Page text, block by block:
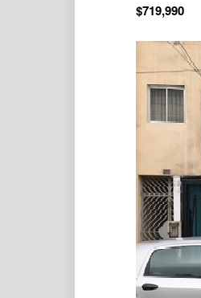
$719,990